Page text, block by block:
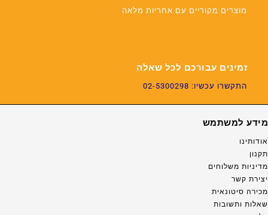
מוצרים מקוריים עם אחריות מלאה
זמינים עבורכם לכל שאלה
התקשרו עכשיו: 02-5300298
מידע למשתמש
אודותינו
תקנון
מדיניות משלוחים
יצירת קשר
מכירה סיטונאית
שאלות ותשובות